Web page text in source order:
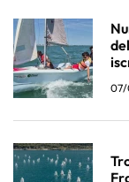
07/